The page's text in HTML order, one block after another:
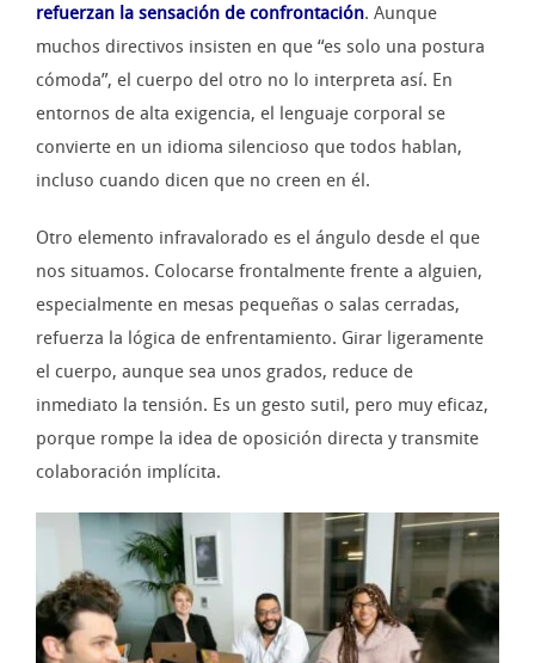
refuerzan la sensación de confrontación. Aunque
muchos directivos insisten en que “es solo una postura
cómoda”, el cuerpo del otro no lo interpreta así. En
entornos de alta exigencia, el lenguaje corporal se
convierte en un idioma silencioso que todos hablan,
incluso cuando dicen que no creen en él.
Otro elemento infravalorado es el ángulo desde el que
nos situamos. Colocarse frontalmente frente a alguien,
especialmente en mesas pequeñas o salas cerradas,
refuerza la lógica de enfrentamiento. Girar ligeramente
el cuerpo, aunque sea unos grados, reduce de
inmediato la tensión. Es un gesto sutil, pero muy eficaz,
porque rompe la idea de oposición directa y transmite
colaboración implícita.